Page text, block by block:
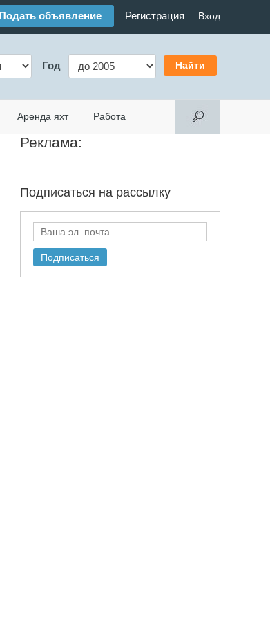
Подать объявление Регистрация Вход
Год
Аренда яхт Работа
Реклама:
Подписаться на рассылку